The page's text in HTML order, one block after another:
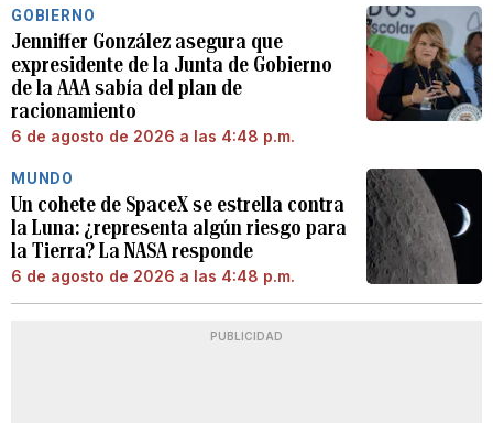
GOBIERNO
Jenniffer González asegura que
expresidente de la Junta de Gobierno
de la AAA sabía del plan de
racionamiento
6 de agosto de 2026 a las 4:48 p.m.
MUNDO
Un cohete de SpaceX se estrella contra
la Luna: ¿representa algún riesgo para
la Tierra? La NASA responde
6 de agosto de 2026 a las 4:48 p.m.
PUBLICIDAD